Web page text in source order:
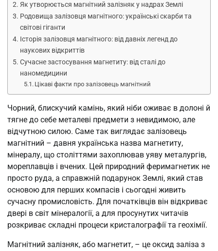
Як утворюється магнітний залізняк у надрах Землі
Родовища залізовця магнітного: українські скарби та
світові гіганти
Історія залізовця магнітного: від давніх легенд до
наукових відкриттів
Сучасне застосування магнетиту: від сталі до
наномедицини
Цікаві факти про залізовець магнітний
Чорний, блискучий камінь, який ніби оживає в долоні й
тягне до себе металеві предмети з невидимою, але
відчутною силою. Саме так виглядає залізовець
магнітний – давня українська назва магнетиту,
мінералу, що століттями захоплював уяву металургів,
мореплавців і вчених. Цей природний феримагнетик не
просто руда, а справжній подарунок Землі, який став
основою для перших компасів і сьогодні живить
сучасну промисловість. Для початківців він відкриває
двері в світ мінералогії, а для просунутих читачів
розкриває складні процеси кристалографії та геохімії.
Магнітний залізняк, або магнетит, – це оксид заліза з